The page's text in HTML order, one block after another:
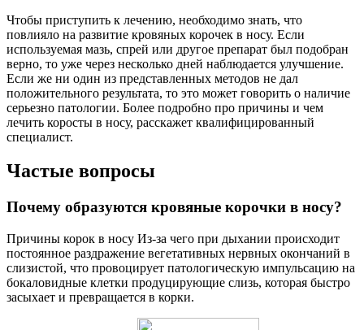
Чтобы приступить к лечению, необходимо знать, что
повлияло на развитие кровяных корочек в носу. Если
используемая мазь, спрей или другое препарат был подобран
верно, то уже через несколько дней наблюдается улучшение.
Если же ни один из представленных методов не дал
положительного результата, то это может говорить о наличие
серьезно патологии. Более подробно про причины и чем
лечить коросты в носу, расскажет квалифицированный
специалист.
Частые вопросы
Почему образуются кровяные корочки в носу?
Причины корок в носу Из-за чего при дыхании происходит
постоянное раздражение вегетативных нервных окончаний в
слизистой, что провоцирует патологическую импульсацию на
бокаловидные клетки продуцирующие слизь, которая быстро
засыхает и превращается в корки.